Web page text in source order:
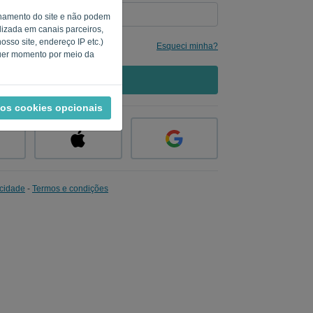
do site e não podem
em canais parceiros,
site, endereço IP etc.)
momento por meio da
cookies opcionais
Esqueci minha?
- Termos e condições